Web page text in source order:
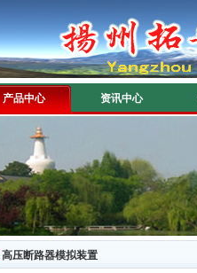
产品中心 资讯中心
高压断路器模拟装置